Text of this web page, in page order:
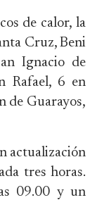
de calor, la
Cruz, Beni
Ignacio de
Rafael, 6 en
de Guarayos,
actualización
tres horas.
09.00 y un